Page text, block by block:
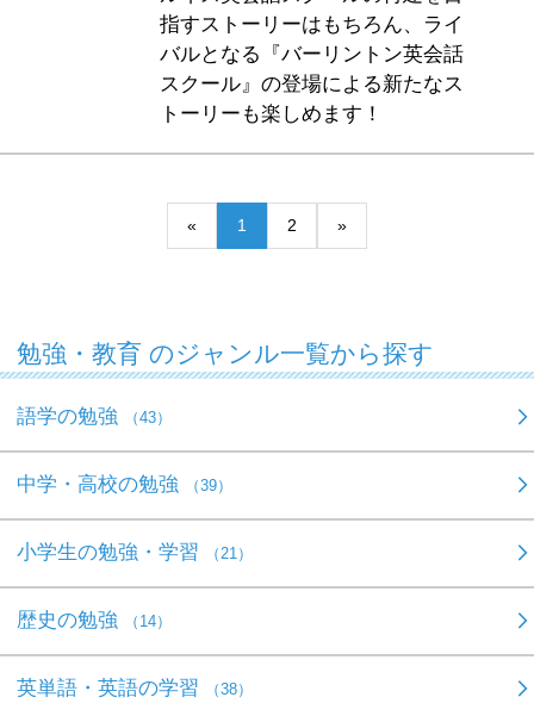
指すストーリーはもちろん、ライ
バルとなる『バーリントン英会話
スクール』の登場による新たなス
トーリーも楽しめます！
« 1 2 »
勉強・教育 のジャンル一覧から探す
語学の勉強 （43）
中学・高校の勉強 （39）
小学生の勉強・学習 （21）
歴史の勉強 （14）
英単語・英語の学習 （38）